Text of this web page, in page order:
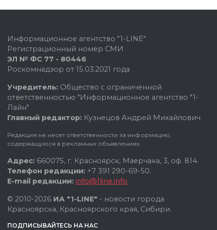
Информационное агентство "1-LINE"
Регистрационный номер СМИ
ЭЛ № ФС 77 - 80446
Роскомнадзор от 15.03.2021 года
Учредитель: Общество с ограниченной
ответственностью "Информационное агентство "1-
Лайн"
Главный редактор: Кузнецов Андрей Михайлович
Редакция не несет ответственности за информацию,
содержащуюся в рекламных объявлениях.
Адрес: 660075, г. Красноярск, Маерчака, 3, оф. 814.
Телефон редакции: +7 391 290-69-50.
E-mail редакции: info@1line.info
© 2010-2026 ИА "1-LINE" - новости города
Красноярска, Красноярского края, Сибири.
ПОДПИСЫВАЙТЕСЬ НА НАС